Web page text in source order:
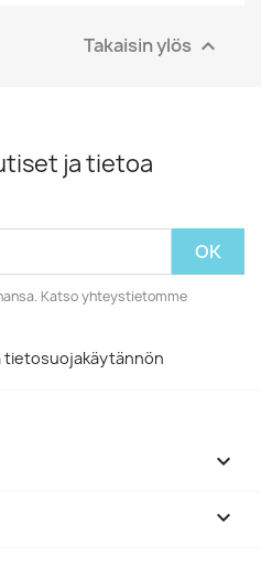
Takaisin ylös 
ja tietoa
Katso yhteystietomme
tietosuojakäytännön

